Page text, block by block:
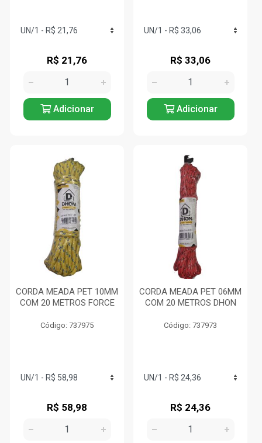
R$ 21,76
Adicionar
R$ 33,06
Adicionar
CORDA MEADA PET 10MM
COM 20 METROS FORCE
Código: 737975
R$ 58,98
CORDA MEADA PET 06MM
COM 20 METROS DHON
Código: 737973
R$ 24,36